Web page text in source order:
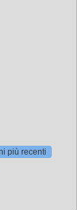
più recenti